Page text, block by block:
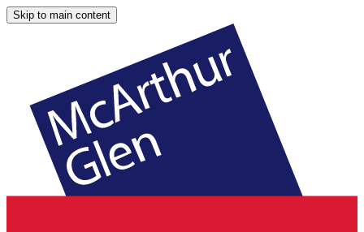
Skip to main content